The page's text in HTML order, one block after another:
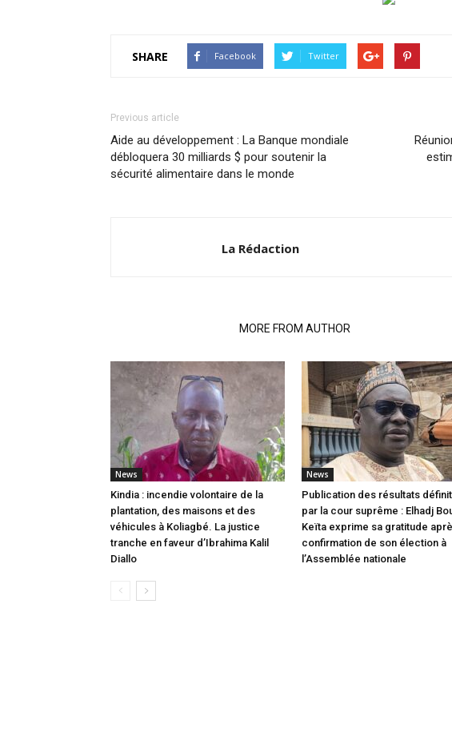
SHARE Facebook Twitter
Previous article
Aide au développement : La Banque mondiale
débloquera 30 milliards $ pour soutenir la
sécurité alimentaire dans le monde
La Rédaction
MORE FROM AUTHOR
News
Kindia : incendie volontaire de la
plantation, des maisons et des
véhicules à Koliagbé. La justice
tranche en faveur d’Ibrahima Kalil
Diallo
News
Publication des résultats
par la cour suprême : Elhadj
Keïta exprime sa gratitude
confirmation de son élection à
l’Assemblée nationale